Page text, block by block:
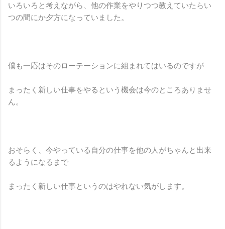
いろいろと考えながら、他の作業をやりつつ教えていたらい
つの間にか夕方になっていました。
僕も一応はそのローテーションに組まれてはいるのですが
まったく新しい仕事をやるという機会は今のところありませ
ん。
おそらく、今やっている自分の仕事を他の人がちゃんと出来
るようになるまで
まったく新しい仕事というのはやれない気がします。